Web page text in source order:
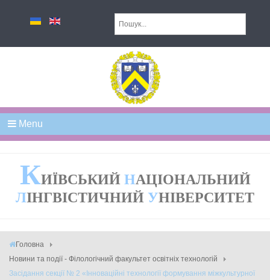
Menu
КИЇВСЬКИЙ НАЦІОНАЛЬНИЙ
ЛІНГВІСТИЧНИЙ УНІВЕРСИТЕТ
Головна
Новини та події - Філологічний факультет освітніх технологій
Засідання секції № 2 «Інноваційні технології формування міжкультурної